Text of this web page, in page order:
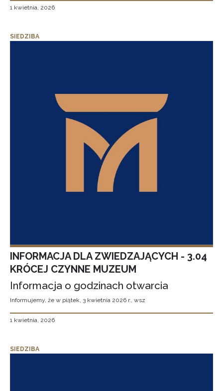
1 kwietnia, 2026
SIEDZIBA
INFORMACJA DLA ZWIEDZAJĄCYCH - 3.04
KRÓCEJ CZYNNE MUZEUM
Informacja o godzinach otwarcia
Informujemy, że w piątek, 3 kwietnia 2026 r., wsz
1 kwietnia, 2026
SIEDZIBA